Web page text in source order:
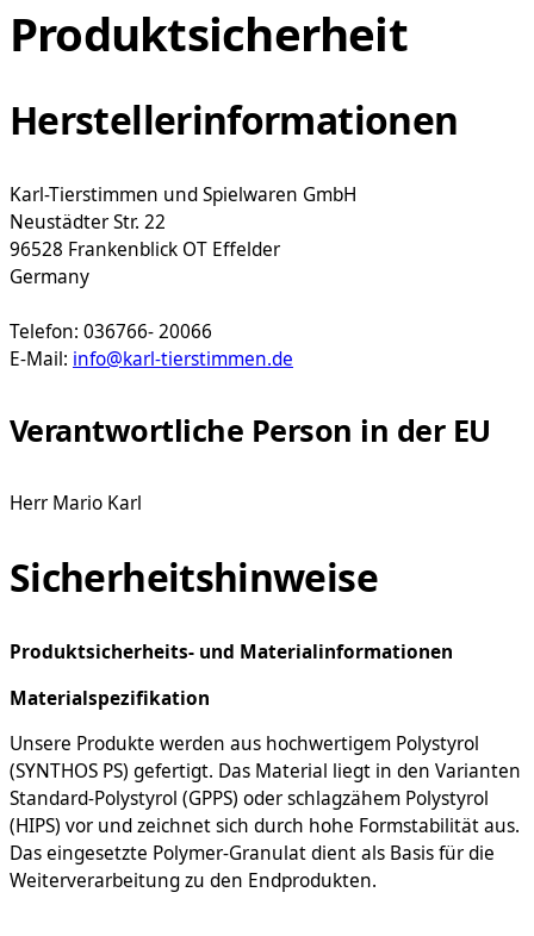
Produktsicherheit
Herstellerinformationen
Karl-Tierstimmen und Spielwaren GmbH
Neustädter Str. 22
96528 Frankenblick OT Effelder
Germany
Telefon: 036766- 20066
E-Mail: info@karl-tierstimmen.de
Verantwortliche Person in der EU
Herr Mario Karl
Sicherheitshinweise
Produktsicherheits- und Materialinformationen
Materialspezifikation
Unsere Produkte werden aus hochwertigem Polystyrol
(SYNTHOS PS) gefertigt. Das Material liegt in den Varianten
Standard-Polystyrol (GPPS) oder schlagzähem Polystyrol
(HIPS) vor und zeichnet sich durch hohe Formstabilität aus.
Das eingesetzte Polymer-Granulat dient als Basis für die
Weiterverarbeitung zu den Endprodukten.